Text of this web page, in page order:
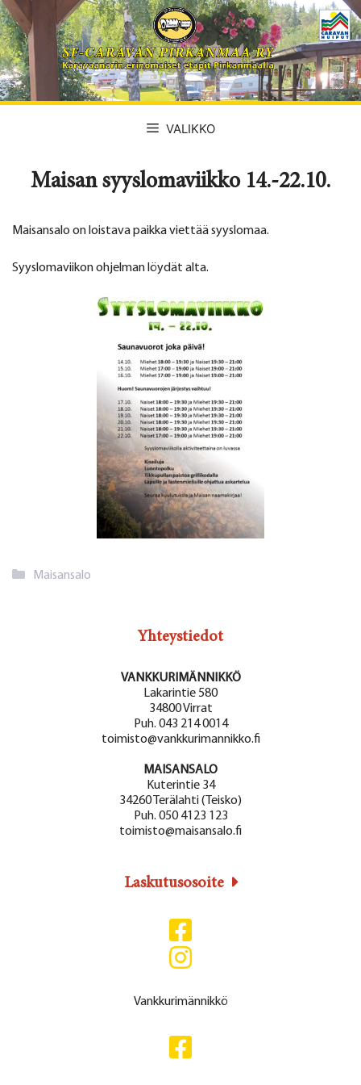
Siirry
sisältöön
VALIKKO
Maisan syyslomaviikko 14.-22.10.
Maisansalo on loistava paikka viettää syyslomaa.
Syyslomaviikon ohjelman löydät alta.
Kategoriat
Maisansalo
Yhteystiedot
VANKKURIMÄNNIKKÖ
Lakarintie 580
34800 Virrat
Puh. 043 214 0014
toimisto@vankkurimannikko.fi
MAISANSALO
Kuterintie 34
34260 Terälahti (Teisko)
Puh. 050 4123 123
toimisto@maisansalo.fi
Laskutusosoite
Vankkurimännikkö